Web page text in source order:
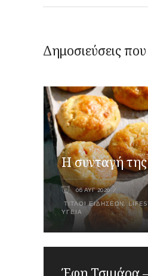
Δημοσιεύσεις
Η συνταγή
06 ΑΥΓ 2026
ΤΊΤΛΟΙ ΕΙΔΉΣΕΩΝ ,
ΥΓΕΊΑ